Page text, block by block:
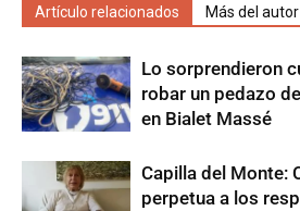
Artículo relacionados Más del autor
Lo sorprendieron
robar un pedazo
en Bialet Massé
Capilla del Monte:
perpetua a los